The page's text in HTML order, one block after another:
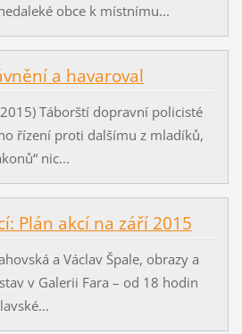
obce k místnímu...
a havaroval
2015) Táborští dopravní policisté
řízení proti dalšímu z mladíků,
nic...
Plán akcí na září 2015
a Václav Špale, obrazy a
v Galerii Fara – od 18 hodin